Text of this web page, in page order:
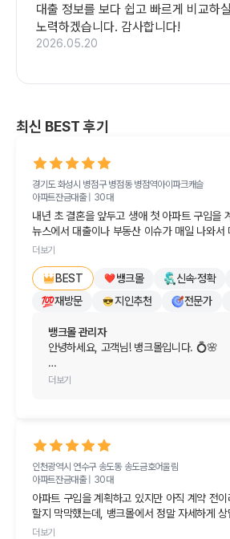
대출 정보를 보다 쉽고 빠르게 비교하
노력하겠습니다. 감사합니다!
2026.05.20
최신 BEST 후기
경기도 화성시 병점구 병점동병점역아이파크캐슬
아파트잔금대출 | 30대
내년 초 결혼을 앞두고 생애 첫 아파트 구입을
뉴스에서 대출이나 부동산 이슈가 매일 나와서
싶더라고요.
여기저기 발품을 팔아봤지만, 정작 속 시원하고
받지 못해 속상하던 참이었어요. '그냥 나중에
하나...' 하고 포기하려다가, 친구 추천으로 반신
당장 대출을 진행하는 게 아니라서 큰 기대를
정말 친절하고 알기 쉽게 안내해 주셔서 감동받
있었나?' 싶을 정도였답니다.
더보기
BEST 뱅크몰 신속·정확
재방문
지인추천 전문가
뱅크몰 관리자
안녕하세요, 고객님! 뱅크몰입니다. 💍🌸
내년 초 결혼과 생애 첫 아파트 마련이라는
쏟아지는 부동산 뉴스 때문에 미리 대비하
텐데, 뱅크몰을 통해 막막함을 덜어내셨다
보람차고 기쁩니다. 당장 진행하는 대출이
계획을 세우는 단계부터 친절한 안내가 큰
더없이 뿌듯합니다. 😊
내년 초 실제 계약 시점이 다가오면 당시의
더보기
인천광역시 연수구 송도동 송도금호어울림
아파트잔금대출 | 30대
아파트 구입을 계획하고 있지만 아직 계약 전
할지 막막했는데, 뱅크몰에서 정말 자세하게
도움이 되었습니다.
더보기